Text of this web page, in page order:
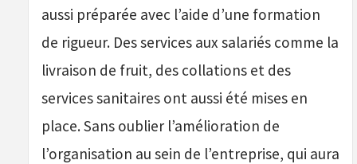
aussi préparée avec l’aide d’une formation
de rigueur. Des services aux salariés comme la
livraison de fruit, des collations et des
services sanitaires ont aussi été mises en
place. Sans oublier l’amélioration de
l’organisation au sein de l’entreprise, qui aura